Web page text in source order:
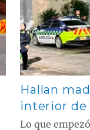
Hallan
interior de
Lo que